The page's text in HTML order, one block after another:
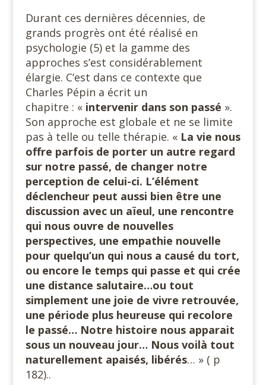
Durant ces dernières décennies, de
grands progrès ont été réalisé en
psychologie (5) et la gamme des
approches s’est considérablement
élargie. C’est dans ce contexte que
Charles Pépin a écrit un
chapitre : « intervenir dans son passé ».
Son approche est globale et ne se limite
pas à telle ou telle thérapie. « La vie nous
offre parfois de porter un autre regard
sur notre passé, de changer notre
perception de celui-ci. L’élément
déclencheur peut aussi bien être une
discussion avec un aïeul, une rencontre
qui nous ouvre de nouvelles
perspectives, une empathie nouvelle
pour quelqu’un qui nous a causé du tort,
ou encore le temps qui passe et qui crée
une distance salutaire…ou tout
simplement une joie de vivre retrouvée,
une période plus heureuse qui recolore
le passé… Notre histoire nous apparait
sous un nouveau jour… Nous voilà tout
naturellement apaisés, libérés… » ( p
182)..